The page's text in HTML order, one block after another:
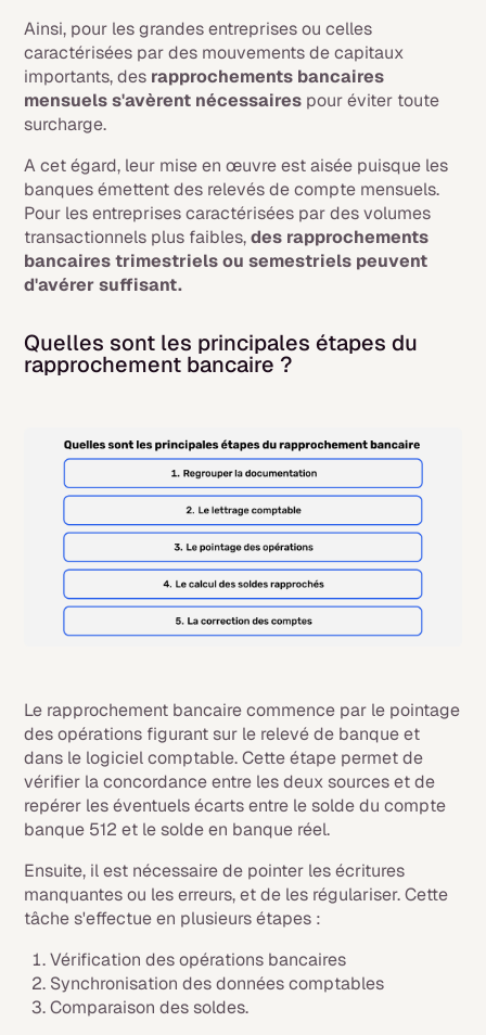
Ainsi, pour les grandes entreprises ou celles
caractérisées par des mouvements de capitaux
importants, des rapprochements bancaires
mensuels s'avèrent nécessaires pour éviter toute
surcharge.
A cet égard, leur mise en œuvre est aisée puisque les
banques émettent des relevés de compte mensuels.
Pour les entreprises caractérisées par des volumes
transactionnels plus faibles,des rapprochements
bancaires trimestriels ou semestriels peuvent
d'avérer suffisant.
Quelles sont les principales étapes du
rapprochement bancaire ?
Le rapprochement bancaire commence par le pointage
des opérations figurant sur le relevé de banque et
dans le logiciel comptable. Cette étape permet de
vérifier la concordance entre les deux sources et de
repérer les éventuels écarts entre le solde du compte
banque 512 et le solde en banque réel.
Ensuite, il est nécessaire de pointer les écritures
manquantes ou les erreurs, et de les régulariser. Cette
tâche s'effectue en plusieurs étapes :
Vérification des opérations bancaires
Synchronisation des données comptables
Comparaison des soldes.